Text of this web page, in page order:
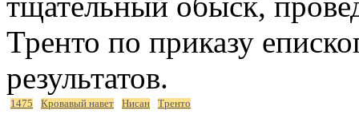
Тренто по приказу
результатов.
1475 Кровавый навет Нисан Тренто